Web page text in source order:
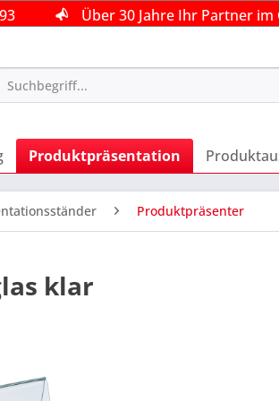
Über 30 Jahre Ihr Partner
Über 30 Jahre Ihr Partner
Produktpräsentation
Produktpräsenter
klar
Über 30 Jahre Ihr Partner